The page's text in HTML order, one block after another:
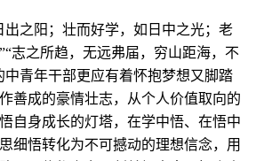
之阳；壮而好学，如日中之光；老
志之所趋，无远弗届，穷山距海，不
中青年干部更应有着怀抱梦想又脚踏
善成的豪情壮志，从个人价值取向的
自身成长的灯塔，在学中悟、在悟中
细悟转化为不可撼动的理想信念，用